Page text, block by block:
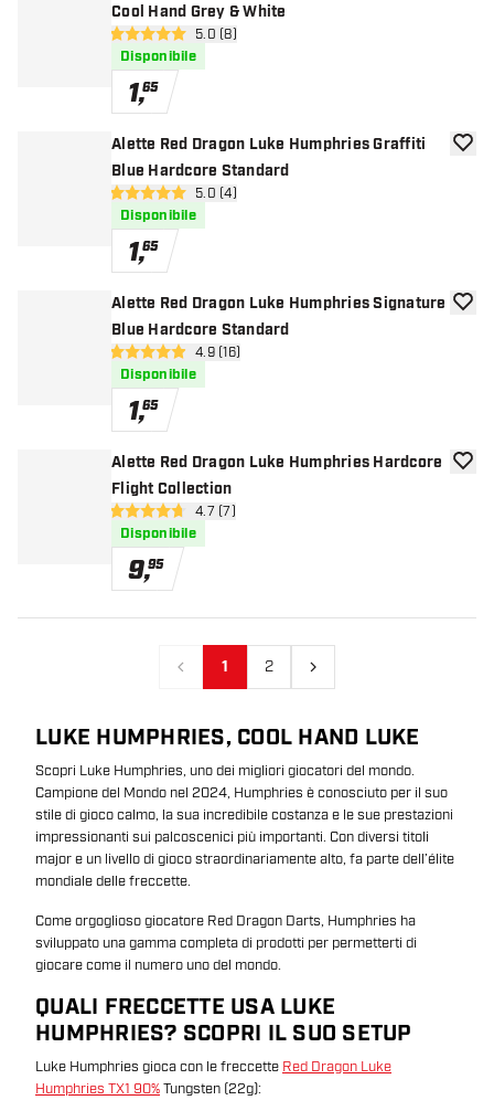
Cool Hand Grey & White
apri pannello recensioni
5 stelle di valutazione
5.0 (8)
Disponibile
1,65
Alette Red Dragon Luke Humphries Graffiti
Blue Hardcore Standard
apri pannello recensioni
5 stelle di valutazione
5.0 (4)
Disponibile
1,65
Alette Red Dragon Luke Humphries Signature
Blue Hardcore Standard
apri pannello recensioni
4.9 stelle di valutazione
4.9 (16)
Disponibile
1,65
Alette Red Dragon Luke Humphries Hardcore
Flight Collection
apri pannello recensioni
4.7 stelle di valutazione
4.7 (7)
Disponibile
9,95
Precedente
1 2 Prossimo
LUKE HUMPHRIES, COOL HAND LUKE
Scopri Luke Humphries, uno dei migliori giocatori del mondo.
Campione del Mondo nel 2024, Humphries è conosciuto per il suo
stile di gioco calmo, la sua incredibile costanza e le sue prestazioni
impressionanti sui palcoscenici più importanti. Con diversi titoli
major e un livello di gioco straordinariamente alto, fa parte dell’élite
mondiale delle freccette.
Come orgoglioso giocatore Red Dragon Darts, Humphries ha
sviluppato una gamma completa di prodotti per permetterti di
giocare come il numero uno del mondo.
QUALI FRECCETTE USA LUKE
HUMPHRIES? SCOPRI IL SUO SETUP
Luke Humphries gioca con le freccette Red Dragon Luke
Humphries TX1 90%Tungsten (22g):